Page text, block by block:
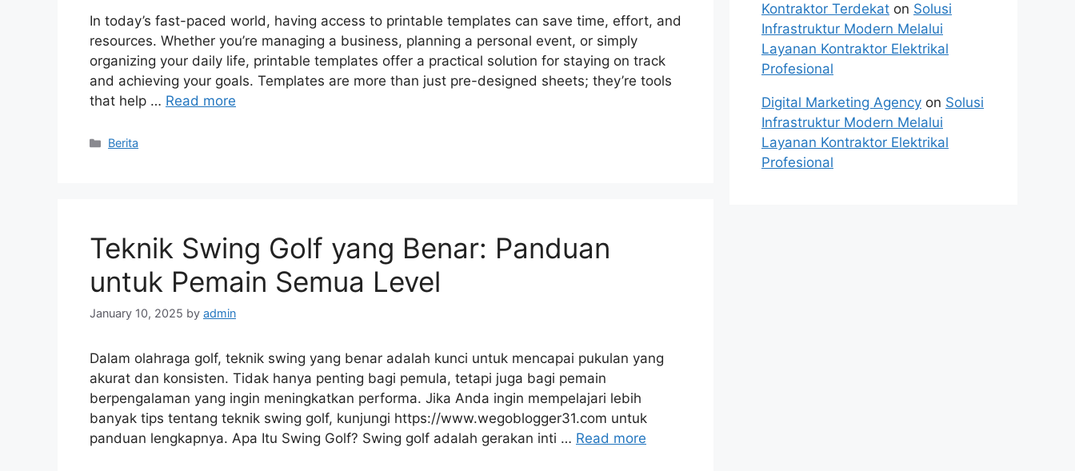
In today’s fast-paced world, having access to printable templates can save time, effort, and
resources. Whether you’re managing a business, planning a personal event, or simply
organizing your daily life, printable templates offer a practical solution for staying on track
and achieving your goals. Templates are more than just pre-designed sheets; they’re tools
that help … Read more
Categories
Berita
Teknik Swing Golf yang Benar: Panduan
untuk Pemain Semua Level
January 10, 2025 by admin
Dalam olahraga golf, teknik swing yang benar adalah kunci untuk mencapai pukulan yang
akurat dan konsisten. Tidak hanya penting bagi pemula, tetapi juga bagi pemain
berpengalaman yang ingin meningkatkan performa. Jika Anda ingin mempelajari lebih
banyak tips tentang teknik swing golf, kunjungi https://www.wegoblogger31.com untuk
panduan lengkapnya. Apa Itu Swing Golf? Swing golf adalah gerakan inti … Read more
Kontraktor Terdekat on Solusi
Infrastruktur Modern Melalui
Layanan Kontraktor Elektrikal
Profesional
Digital Marketing Agency on Solusi
Infrastruktur Modern Melalui
Layanan Kontraktor Elektrikal
Profesional